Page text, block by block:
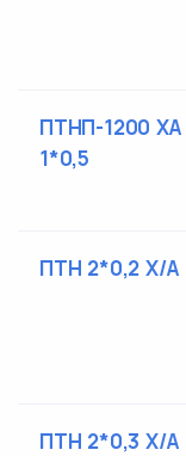
ПТНП-1200 ХА
1*0,5
ПТН 2*0,2 Х/А
ПТН 2*0,3 Х/А